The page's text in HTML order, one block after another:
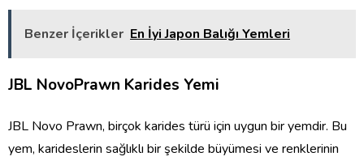
Benzer İçerikler En İyi Japon Balığı Yemleri
JBL NovoPrawn Karides Yemi
JBL Novo Prawn, birçok karides türü için uygun bir yemdir. Bu
yem, karideslerin sağlıklı bir şekilde büyümesi ve renklerinin